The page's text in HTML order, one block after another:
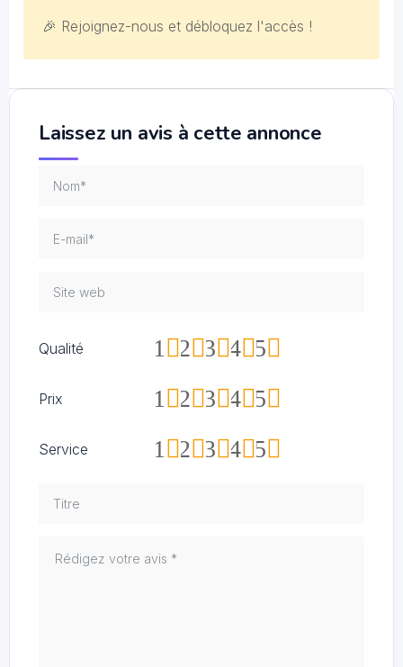
🎉 Rejoignez-nous et débloquez l'accès !
Laissez un avis à cette annonce
Qualité 5
4
3
2
1
Prix 5
4
3
2
1
Service 5
4
3
2
1